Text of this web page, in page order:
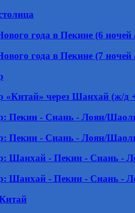
года в Пекине (6 ночей
года в Пекине (7 ночей
«Китай» через Шанхай (ж/д
Пекин - Сиань - Лоян/
Пекин - Сиань - Лоян/
Шанхай - Пекин - Сиань -
Шанхай - Пекин - Сиань -